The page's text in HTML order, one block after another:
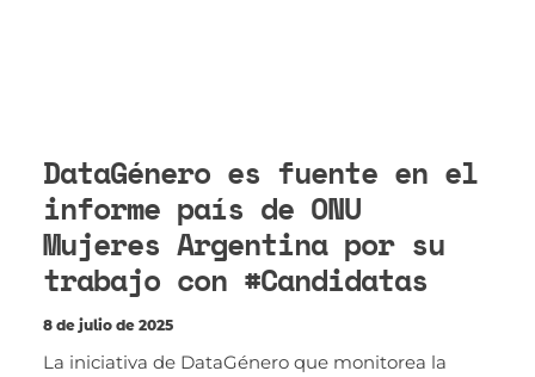
DataGénero es fuente en el
informe país de ONU
Mujeres Argentina por su
trabajo con #Candidatas
8 de julio de 2025
La iniciativa de DataGénero que monitorea la